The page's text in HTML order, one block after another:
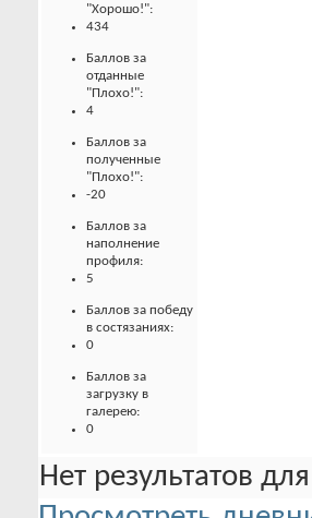
"Хорошо!":
434
Баллов за
отданные
"Плохо!":
4
Баллов за
полученные
"Плохо!":
-20
Баллов за
наполнение
профиля:
5
Баллов за победу
в состязаниях:
0
Баллов за
загрузку в
галерею:
0
Нет результатов